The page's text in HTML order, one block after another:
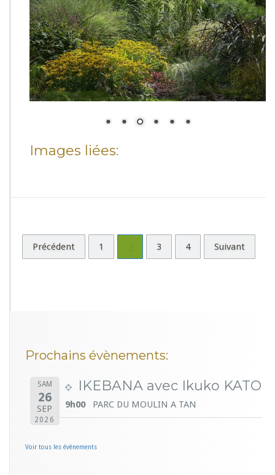
Images liées:
Précédent 1 3 4 Suivant
Prochains évènements:
SAM
26
SEP
2026
IKEBANA avec Ikuko KATO
9h00 PARC DU MOULIN A TAN
Voir tous les évènements